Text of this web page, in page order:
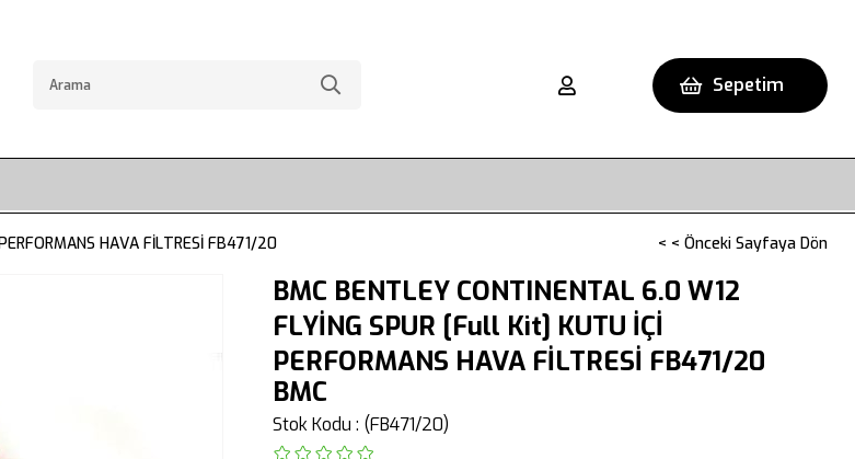
Sepetim
HAVA FİLTRESİ FB471/20 < < Önceki Sayfaya Dön
BMC BENTLEY CONTINENTAL 6.0 W12
FLYİNG SPUR [Full Kit] KUTU İÇİ
PERFORMANS HAVA FİLTRESİ FB471/20
BMC
Stok Kodu (FB471/20)